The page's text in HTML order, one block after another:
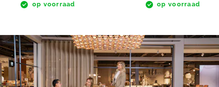
op voorraad
op voorraad